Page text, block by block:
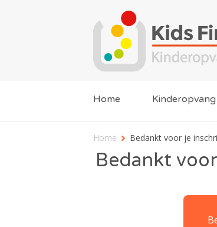
Home Kinderopvang
Home Bedankt voor je
Bedankt